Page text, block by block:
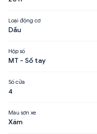
Loại động cơ
Dầu
Hộp số
MT - Số tay
Số cửa
4
Màu sơn xe
Xám